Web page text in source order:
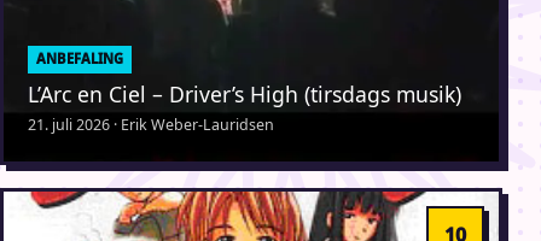
ANBEFALING
L’Arc en Ciel – Driver’s High (tirsdags musik)
21. juli 2026 · Erik Weber-Lauridsen